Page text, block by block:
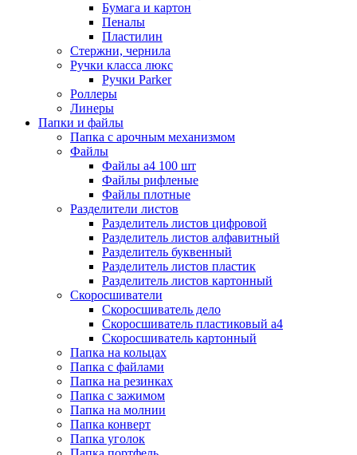
Бумага и картон
Пеналы
Пластилин
Стержни, чернила
Ручки класса люкс
Ручки Parker
Роллеры
Линеры
Папки и файлы
Папка с арочным механизмом
Файлы
Файлы а4 100 шт
Файлы рифленые
Файлы плотные
Разделители листов
Разделитель листов цифровой
Разделитель листов алфавитный
Разделитель буквенный
Разделитель листов пластик
Разделитель листов картонный
Скоросшиватели
Скоросшиватель дело
Скоросшиватель пластиковый а4
Скоросшиватель картонный
Папка на кольцах
Папка с файлами
Папка на резинках
Папка с зажимом
Папка на молнии
Папка конверт
Папка уголок